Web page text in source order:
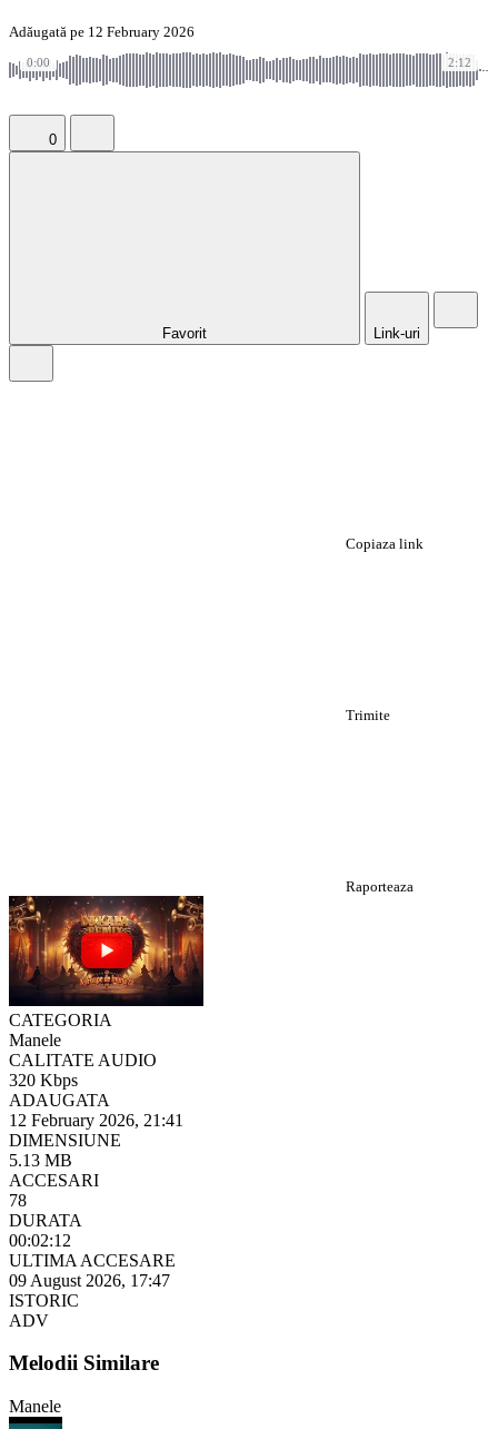
Adăugată pe 12 February 2026
0:00 2:12
0
Favorit Link-uri
Copiaza link
Trimite
Raporteaza
CATEGORIA
Manele
CALITATE AUDIO
320 Kbps
ADAUGATA
12 February 2026, 21:41
DIMENSIUNE
5.13 MB
ACCESARI
78
DURATA
00:02:12
ULTIMA ACCESARE
09 August 2026, 17:47
ISTORIC
ADV
Melodii Similare
Manele